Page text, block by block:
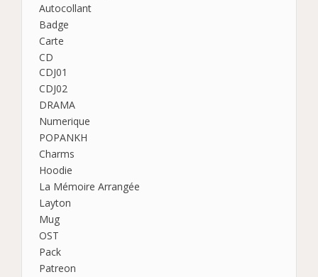
Autocollant
Badge
Carte
CD
CDJ01
CDJ02
DRAMA
Numerique
POPANKH
Charms
Hoodie
La Mémoire Arrangée
Layton
Mug
OST
Pack
Patreon